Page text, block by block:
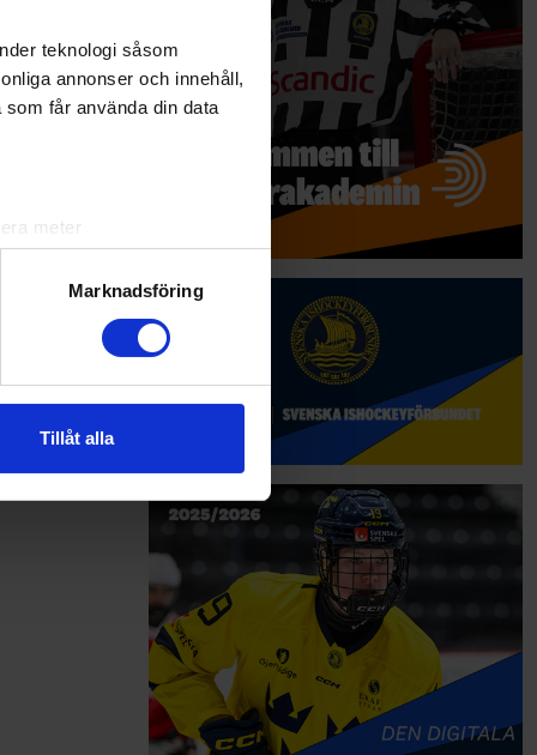
teknologi såsom
annonser och innehåll,
får använda din data
meter
. Du kan ändra
information från din enhet
kombinera informationen
Marknadsföring
Tillåt alla